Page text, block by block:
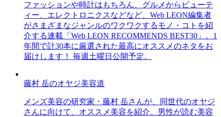
ファッションや時計はもちろん、グルメからビューテ
ィー、エレクトロニクスなどなど、Web LEON編集者
がさまざまなジャンルのワクワクするモノ・コトを紹
介する連載「Web LEON RECOMMENDS BEST30」。1
年間で計30本に厳選された最高にオススメのネタをお
届けします！ 毎週土曜日公開予定。
藤村 岳のオヤジ美容道
メンズ美容の研究家・藤村 岳さんが、同世代のオヤジ
さんに向けて、オススメ美容を紹介。男性が読む美容